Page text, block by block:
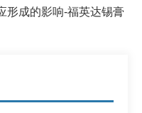
形成的影响-福英达锡膏